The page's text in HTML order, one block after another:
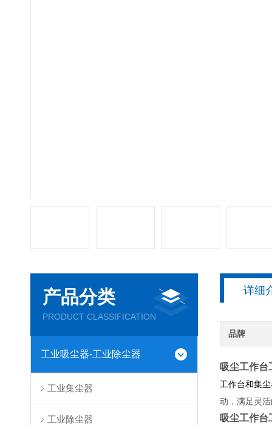
产品分类
PRODUCT CLASSIFICATION
工业吸尘器-工业除尘器
工业集尘器
工业除尘器
详细
品牌
吸尘工作台
工作台和集
动，满足灵
吸尘工作台